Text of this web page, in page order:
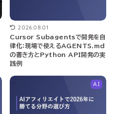
2026.08.01
Cursor Subagentsで開発を自
律化：現場で使えるAGENTS.md
の書き方とPython API開発の実
践例
AI